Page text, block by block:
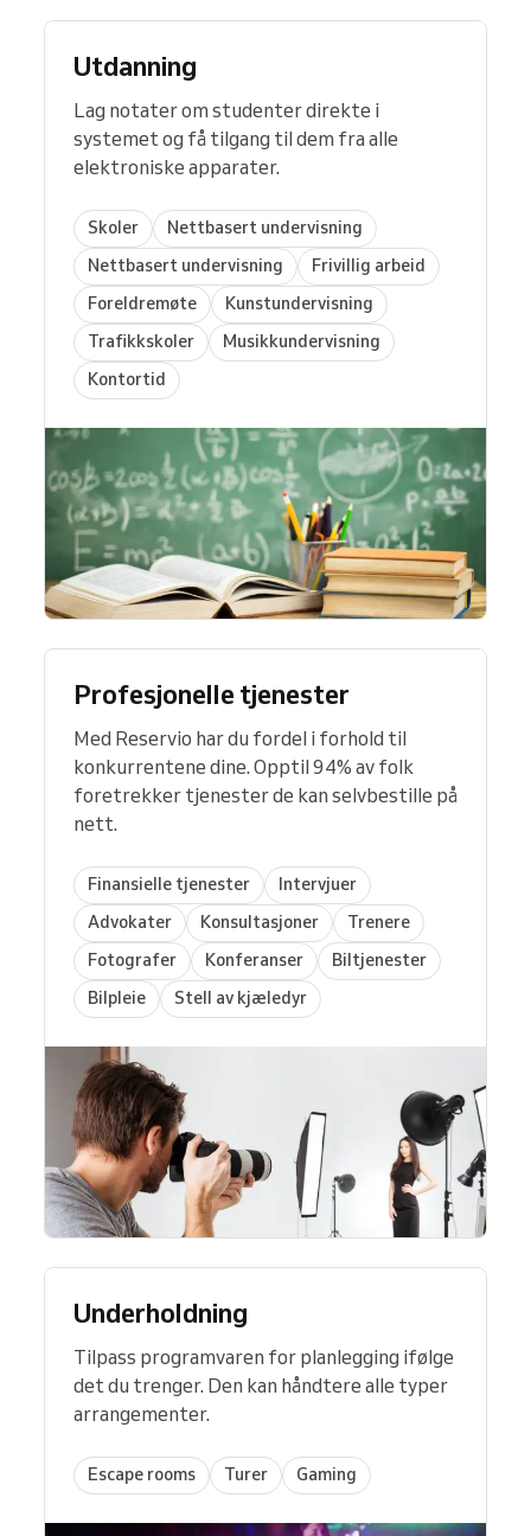
Utdanning
Lag notater om studenter direkte i
systemet og få tilgang til dem fra alle
elektroniske apparater.
Skoler
Nettbasert undervisning
Nettbasert undervisning
Frivillig arbeid
Foreldremøte
Kunstundervisning
Trafikkskoler
Musikkundervisning
Kontortid
Profesjonelle tjenester
Med Reservio har du fordel i forhold til
konkurrentene dine. Opptil 94% av folk
foretrekker tjenester de kan selvbestille på
nett.
Finansielle tjenester
Intervjuer
Advokater
Konsultasjoner
Trenere
Fotografer
Konferanser
Biltjenester
Bilpleie
Stell av kjæledyr
Underholdning
Tilpass programvaren for planlegging ifølge
det du trenger. Den kan håndtere alle typer
arrangementer.
Escape rooms Turer Gaming